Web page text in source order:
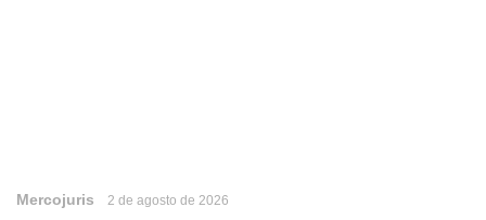
Mercojuris 2 de agosto de 2026